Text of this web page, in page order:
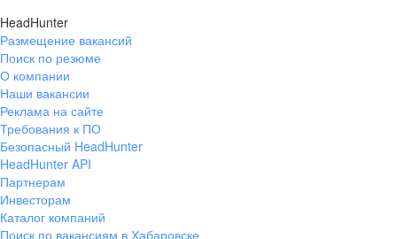
HeadHunter
Размещение вакансий
Поиск по резюме
О компании
Наши вакансии
Реклама на сайте
Требования к ПО
Безопасный HeadHunter
HeadHunter API
Партнерам
Инвесторам
Каталог компаний
Поиск по вакансиям в Хабаровске